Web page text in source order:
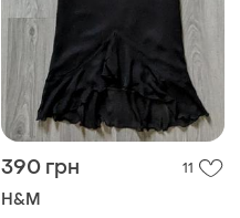
390 грн 11
H&M